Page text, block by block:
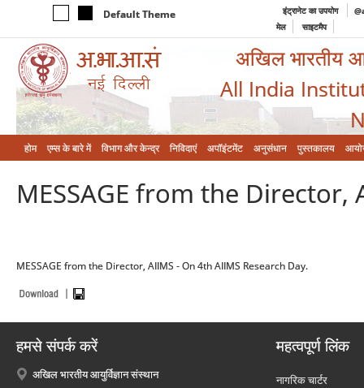
Default Theme इंट्रानेट का उपयोग
मेल
साइटमैप
अखिल भारतीय
All India
होम एम्‍स के बारे में विभाग और केन्‍द्र निविदाएं अपॉइंटमेंट अनुसंधान पुस्तकालय
MESSAGE from the Director,
MESSAGE from the Director, AIIMS - On 4th AIIMS Research Day.
हमसे संपर्क करें
अखिल भारतीय आयुर्विज्ञान संस्थान
महत्वपूर्ण लिंक
नागरिक चार्टर